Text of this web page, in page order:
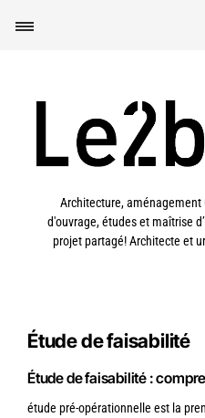
Architecture,
d'ouvrage, études et maîtrise
projet partagé! Architecte et
Étude de faisabilité
Étude de faisabilité :
étude pré-opérationnelle est la